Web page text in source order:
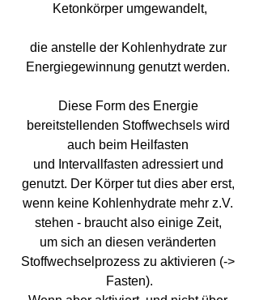
Ketonkörper umgewandelt,
die anstelle der Kohlenhydrate zur
Energiegewinnung genutzt werden.
Diese Form des Energie
bereitstellenden Stoffwechsels wird
auch beim Heilfasten
und Intervallfasten adressiert und
genutzt. Der Körper tut dies aber erst,
wenn keine Kohlenhydrate mehr z.V.
stehen - braucht also einige Zeit,
um sich an diesen veränderten
Stoffwechselprozess zu aktivieren (->
Fasten).